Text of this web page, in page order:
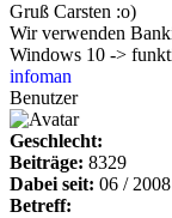
Gruß Carsten :o)
Wir verwenden
Windows 10 ->
infoman
Benutzer
Geschlecht:
Beiträge: 8329
Dabei seit: 06 / 2008
Betreff: